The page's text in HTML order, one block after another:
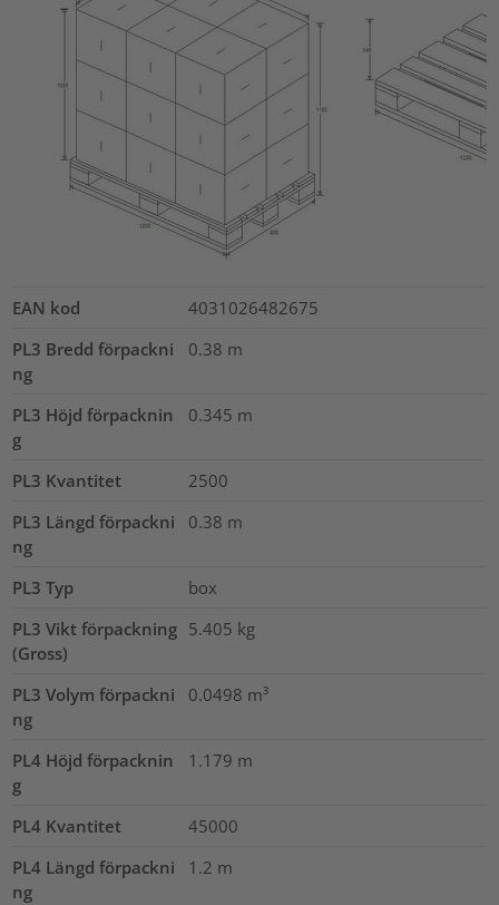
EAN kod
4031026482675
PL3 Bredd förpackni
ng
0.38 m
PL3 Höjd förpacknin
g
0.345 m
PL3 Kvantitet
2500
PL3 Längd förpackni
ng
0.38 m
PL3 Typ
box
PL3 Vikt förpackning
(Gross)
5.405 kg
PL3 Volym förpackni
ng
0.0498 m³
PL4 Höjd förpacknin
g
1.179 m
PL4 Kvantitet
45000
PL4 Längd förpackni
ng
1.2 m